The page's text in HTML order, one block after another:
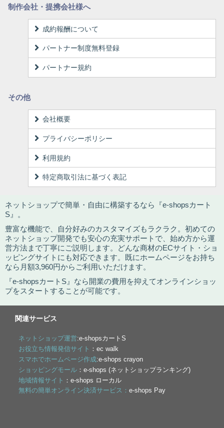
制作会社・提携会社様へ
成約報酬について
パートナー制度無料登録
パートナー規約
その他
会社概要
プライバシーポリシー
利用規約
特定商取引法に基づく表記
ネットショップで簡単・自由に構築するなら『e-shopsカート
S』。
豊富な機能で、自分好みのカスタマイズもラクラク。初めての
ネットショップ開発でも安心の充実サポートで、始め方から運
営方法まで丁寧にご説明します。どんな商材のECサイト・ショ
ッピングサイトにも対応できます。既にホームページをお持ち
なら月額3,960円からご利用いただけます。
『e-shopsカートS』なら開業の費用を抑えてオンラインショッ
プをスタートすることが可能です。
関連サービス
ネットショップ運営:e-shopsカートS
お役立ち情報発信サイト ：ec walk
スマホでホームページ作成:e-shops crayon
ショッピングモール ：e-shops (ネットショップランキング)
地域情報サイト ：e-shops ローカル
無料の簡単オンライン決済サービス：e-shops Pay